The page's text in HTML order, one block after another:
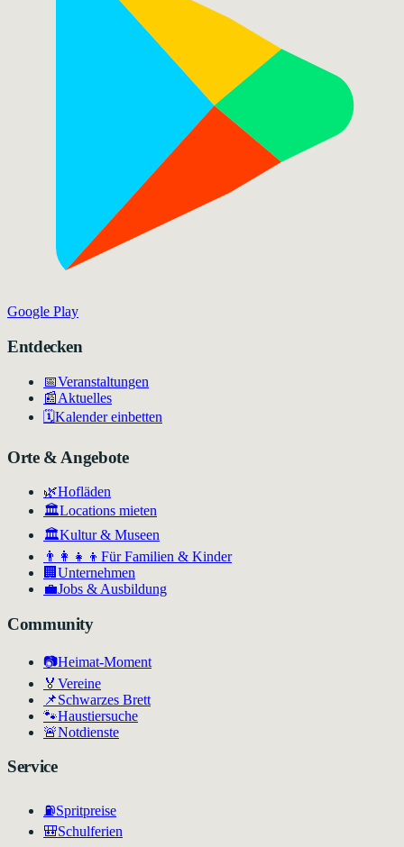
Google Play
Entdecken
📅Veranstaltungen
📰Aktuelles
🗓️Kalender einbetten
Orte & Angebote
🌿Hofläden
🏛️Locations mieten
🏛Kultur & Museen
👨‍👩‍👧‍👦 Für Familien & Kinder
🏢 Unternehmen
💼Jobs & Ausbildung
Community
📷Heimat-Moment
🏅 Vereine
📌Schwarzes Brett
🐾Haustiersuche
🚨Notdienste
Service
⛽Spritpreise
🎒Schulferien